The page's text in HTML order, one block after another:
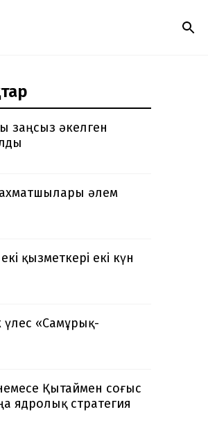
заңсыз әкелген
әлем
қызметкері екі күн
үлес «Самұрық-
Қытаймен соғыс
ядролық стратегия